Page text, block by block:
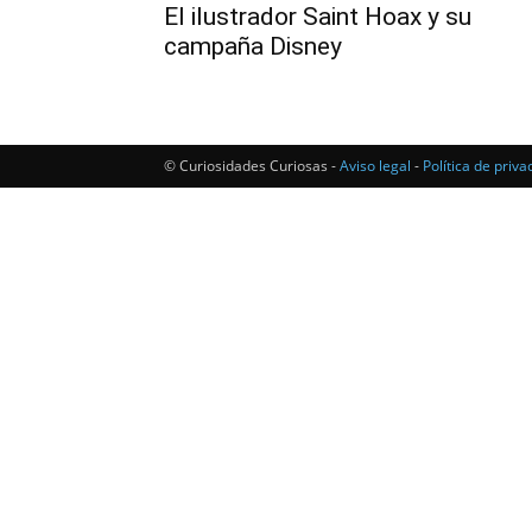
El ilustrador Saint Hoax y su
campaña Disney
© Curiosidades Curiosas -Aviso legal - Política de